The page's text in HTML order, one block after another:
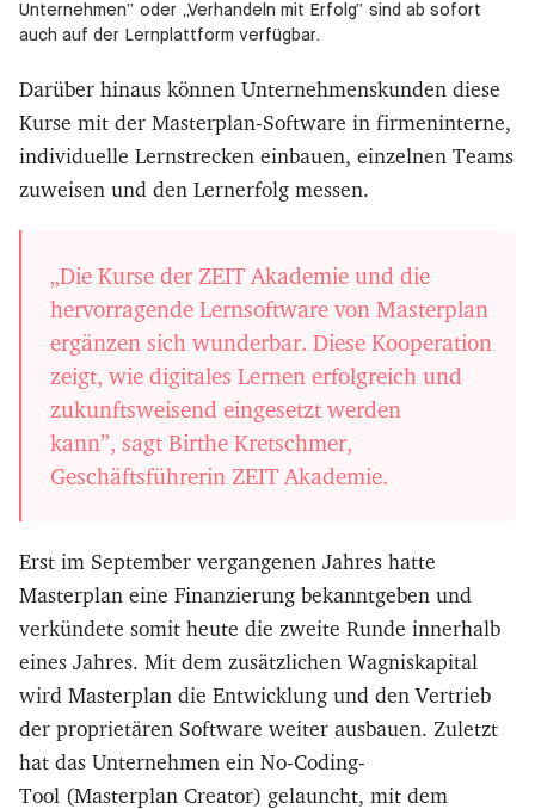
Unternehmen“ oder „Verhandeln mit Erfolg“ sind ab sofort
auch auf der Lernplattform verfügbar.
Darüber hinaus können Unternehmenskunden diese
Kurse mit der Masterplan-Software in firmeninterne,
individuelle Lernstrecken einbauen, einzelnen Teams
zuweisen und den Lernerfolg messen.
„Die Kurse der ZEIT Akademie und die
hervorragende Lernsoftware von Masterplan
ergänzen sich wunderbar. Diese Kooperation
zeigt, wie digitales Lernen erfolgreich und
zukunftsweisend eingesetzt werden
kann”, sagt Birthe Kretschmer,
Geschäftsführerin ZEIT Akademie.
Erst im September vergangenen Jahres hatte
Masterplan eine Finanzierung bekanntgeben und
verkündete somit heute die zweite Runde innerhalb
eines Jahres. Mit dem zusätzlichen Wagniskapital
wird Masterplan die Entwicklung und den Vertrieb
der proprietären Software weiter ausbauen. Zuletzt
hat das Unternehmen ein No-Coding-
Tool (Masterplan Creator) gelauncht, mit dem